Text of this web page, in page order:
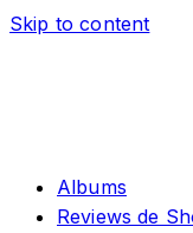
Skip to content
Albums
Reviews de